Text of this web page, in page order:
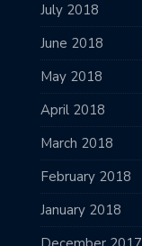
July 2018
June 2018
May 2018
April 2018
March 2018
February 2018
January 2018